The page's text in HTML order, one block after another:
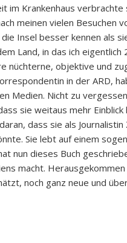
im Krankenhaus
meinen vielen Besuchen
Insel besser kennen als
Land, in das ich
nüchterne, objektive und
in der ARD,
Medien. Nicht zu
sie weitaus mehr
dass sie als
Sie lebt auf einem
nun dieses Buch
macht.
noch ganz neue und